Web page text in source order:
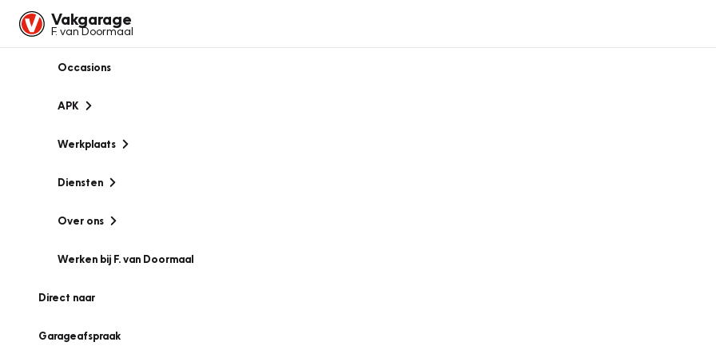
Vakgarage
F. van Doormaal
Occasions
APK
Werkplaats
Diensten
Over ons
Werken bij F. van Doormaal
Direct naar
Garageafspraak